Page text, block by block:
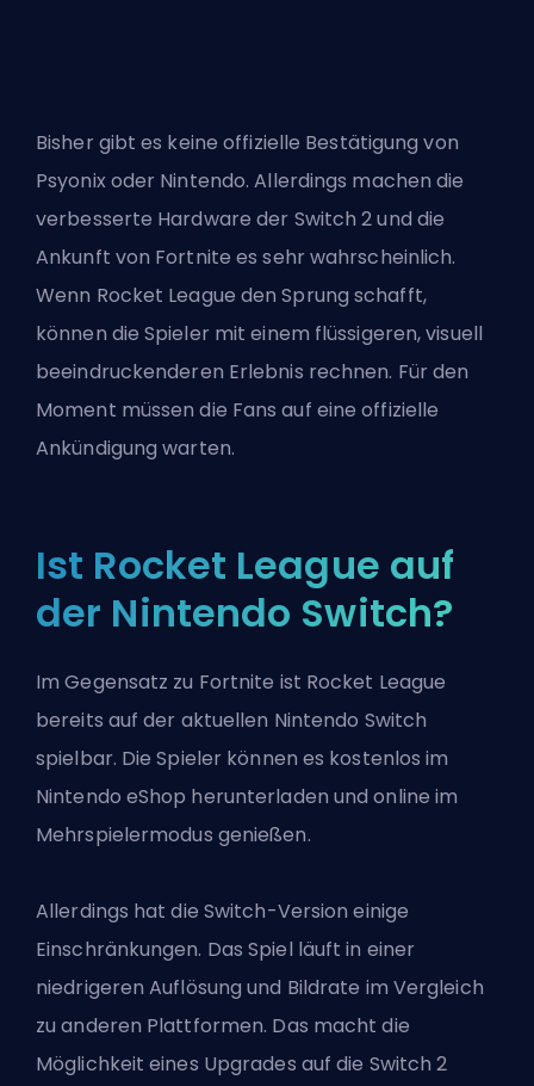
Bisher gibt es keine offizielle Bestätigung von
Psyonix oder Nintendo. Allerdings machen die
verbesserte Hardware der Switch 2 und die
Ankunft von Fortnite es sehr wahrscheinlich.
Wenn Rocket League den Sprung schafft,
können die Spieler mit einem flüssigeren, visuell
beeindruckenderen Erlebnis rechnen. Für den
Moment müssen die Fans auf eine offizielle
Ankündigung warten.
Ist Rocket League auf
der Nintendo Switch?
Im Gegensatz zu Fortnite ist Rocket League
bereits auf der aktuellen Nintendo Switch
spielbar. Die Spieler können es kostenlos im
Nintendo eShop herunterladen und online im
Mehrspielermodus genießen.
Allerdings hat die Switch-Version einige
Einschränkungen. Das Spiel läuft in einer
niedrigeren Auflösung und Bildrate im Vergleich
zu anderen Plattformen. Das macht die
Möglichkeit eines Upgrades auf die Switch 2